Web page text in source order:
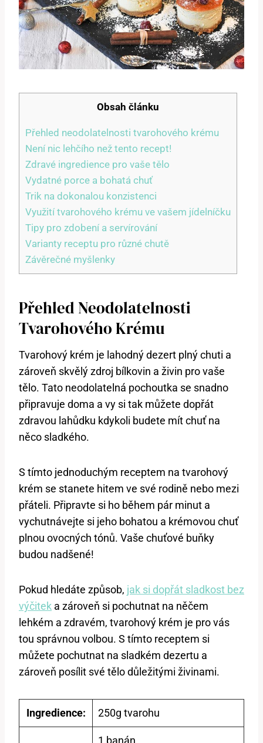
Obsah článku
Přehled neodolatelnosti tvarohového krému
Není nic lehčího než tento recept!
Zdravé ingredience pro vaše tělo
Vydatné porce a bohatá chuť
Trik na dokonalou konzistenci
Využití tvarohového krému ve vašem jídelníčku
Tipy pro zdobení a servírování
Varianty receptu pro různé chutě
Závěrečné myšlenky
Přehled Neodolatelnosti
Tvarohového Krému
Tvarohový krém je lahodný dezert plný chuti a
zároveň skvělý zdroj bílkovin a živin pro vaše
tělo. Tato neodolatelná pochoutka se snadno
připravuje doma a vy si tak můžete dopřát
zdravou lahůdku kdykoli budete mít chuť na
něco sladkého.
S tímto jednoduchým receptem na tvarohový
krém se stanete hitem ve své rodině nebo mezi
přáteli. Připravte si ho během pár minut a
vychutnávejte si jeho bohatou a krémovou chuť
plnou ovocných tónů. Vaše chuťové buňky
budou nadšené!
Pokud hledáte způsob, jak si dopřát sladkost bez
výčitek a zároveň si pochutnat na něčem
lehkém a zdravém, tvarohový krém je pro vás
tou správnou volbou. S tímto receptem si
můžete pochutnat na sladkém dezertu a
zároveň posílit své tělo důležitými živinami.
Ingredience: 250g tvarohu
1 banán